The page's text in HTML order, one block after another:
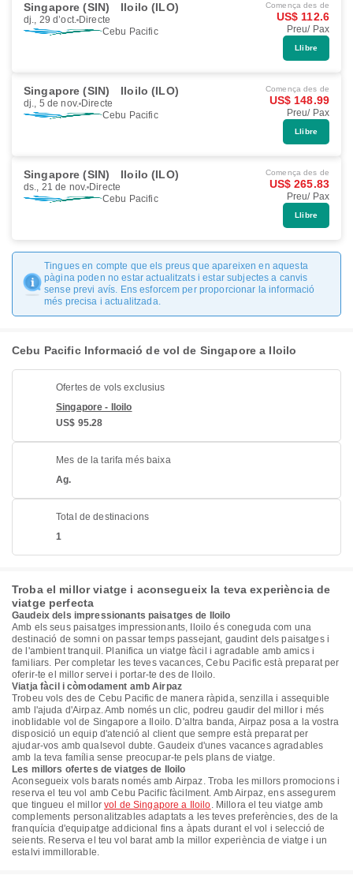
Singapore (SIN) Iloilo (ILO)
dj., 29 d’oct. Directe
Cebu Pacific
Comença des de
US$ 112.6
Preu/ Pax
Llibre
Singapore (SIN) Iloilo (ILO)
dj., 5 de nov. Directe
Cebu Pacific
Comença des de
US$ 148.99
Preu/ Pax
Llibre
Singapore (SIN) Iloilo (ILO)
ds., 21 de nov. Directe
Cebu Pacific
Comença des de
US$ 265.83
Preu/ Pax
Llibre
Tingues en compte que els preus que apareixen en aquesta
pàgina poden no estar actualitzats i estar subjectes a canvis
sense previ avís. Ens esforcem per proporcionar la informació
més precisa i actualitzada.
Cebu Pacific Informació de vol de Singapore a Iloilo
Ofertes de vols exclusius
Singapore - Iloilo
US$ 95.28
Mes de la tarifa més baixa
Ag.
Total de destinacions
1
Troba el millor viatge i aconsegueix la teva experiència de
viatge perfecta
Gaudeix dels impressionants paisatges de Iloilo
Amb els seus paisatges impressionants, Iloilo és coneguda com una
destinació de somni on passar temps passejant, gaudint dels paisatges i
de l'ambient tranquil. Planifica un viatge fàcil i agradable amb amics i
familiars. Per completar les teves vacances, Cebu Pacific està preparat per
oferir-te el millor servei i portar-te des de Iloilo.
Viatja fàcil i còmodament amb Airpaz
Trobeu vols des de Cebu Pacific de manera ràpida, senzilla i assequible
amb l'ajuda d'Airpaz. Amb només un clic, podreu gaudir del millor i més
inoblidable vol de Singapore a Iloilo. D'altra banda, Airpaz posa a la vostra
disposició un equip d'atenció al client que sempre està preparat per
ajudar-vos amb qualsevol dubte. Gaudeix d'unes vacances agradables
amb la teva família sense preocupar-te pels plans de viatge.
Les millors ofertes de viatges de Iloilo
Aconsegueix vols barats només amb Airpaz. Troba les millors promocions i
reserva el teu vol amb Cebu Pacific fàcilment. Amb Airpaz, ens assegurem
que tingueu el millorvol de Singapore a Iloilo. Millora el teu viatge amb
complements personalitzables adaptats a les teves preferències, des de la
franquícia d'equipatge addicional fins a àpats durant el vol i selecció de
seients. Reserva el teu vol barat amb la millor experiència de viatge i un
estalvi immillorable.